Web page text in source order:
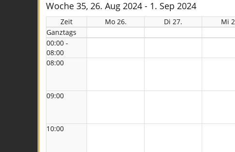
Woche 35, 26. Aug 2024 - 1. Sep 2024
Zeit Mo 26. Di 27. Mi
Ganztags
00:00 -
08:00
08:00
09:00
10:00